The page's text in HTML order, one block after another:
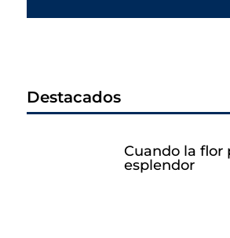
Destacados
Cuando la flor
esplendor